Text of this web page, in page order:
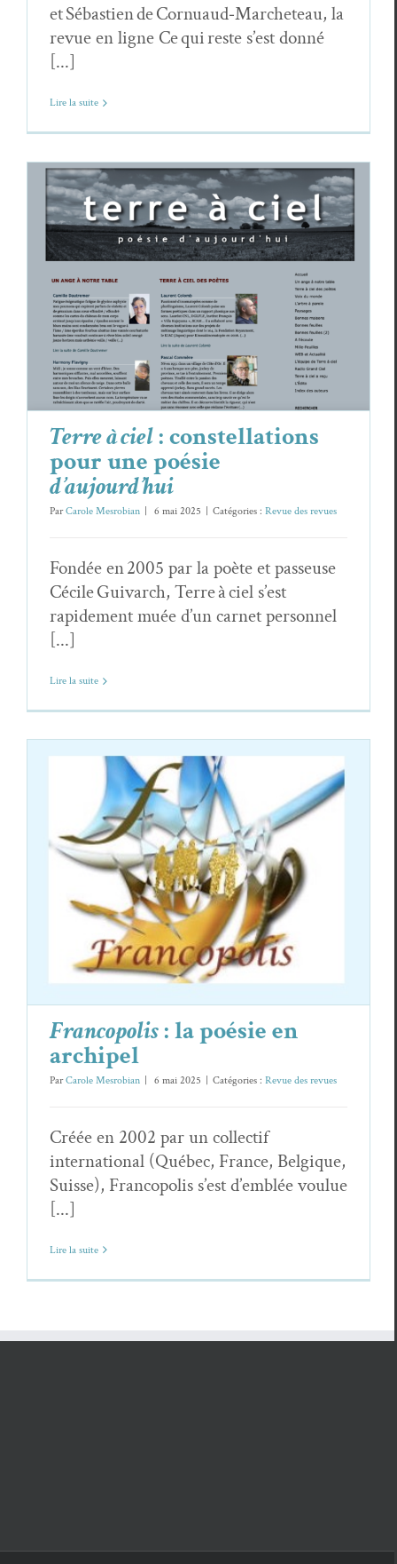
et Sébastien de Cornuaud‑Marcheteau, la
revue en ligne Ce qui reste s’est donné
[...]
Lire la suite
Terre à ciel
: constellations pour une
poésied’aujourd’hui
Revue des revues
Terre à ciel: constellations
pour une poésie
d’aujourd’hui
ParCarole Mesrobian 6 mai 2025 Catégories : Revue des revues
Fondée en 2005 par la poète et passeuse
Cécile Guivarch, Terre à ciel s’est
rapidement muée d’un carnet personnel
[...]
Lire la suite
Francopolis: la poésie en archipel
Revue des revues
Francopolis: la poésie en
archipel
ParCarole Mesrobian | 6 mai 2025 | Catégories : Revue des revues
Créée en 2002 par un collectif
international (Québec, France, Belgique,
Suisse), Francopolis s’est d’emblée voulue
[...]
Lire la suite